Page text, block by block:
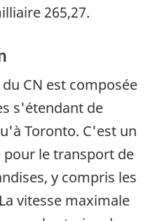
265,27.
CN est composée
s'étendant de
Toronto. C'est un
le transport de
y compris les
vitesse maximale